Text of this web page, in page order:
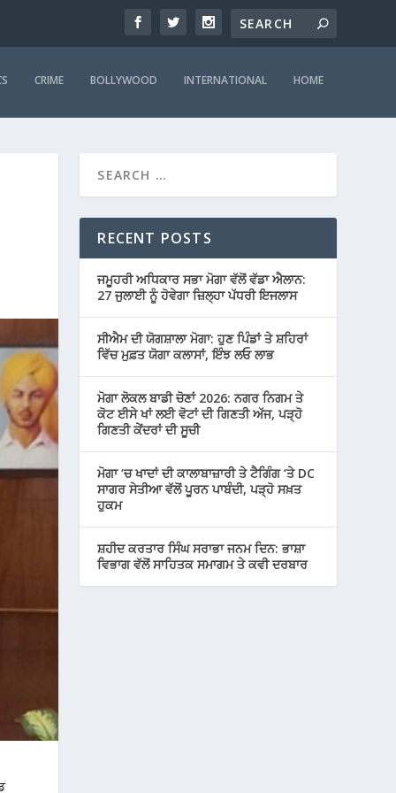
CRIME BOLLYWOOD INTERNATIONAL HOME
RECENT POSTS
ਜਮੂਹਰੀ ਅਧਿਕਾਰ ਸਭਾ ਮੋਗਾ ਵੱਲੋਂ ਵੱਡਾ ਐਲਾਨ:
27 ਜੁਲਾਈ ਨੂੰ ਹੋਵੇਗਾ ਜ਼ਿਲ੍ਹਾ ਪੱਧਰੀ ਇਜਲਾਸ
ਸੀਐਮ ਦੀ ਯੋਗਸ਼ਾਲਾ ਮੋਗਾ: ਹੁਣ ਪਿੰਡਾਂ ਤੇ ਸ਼ਹਿਰਾਂ
ਵਿੱਚ ਮੁਫ਼ਤ ਯੋਗਾ ਕਲਾਸਾਂ, ਇੰਝ ਲਓ ਲਾਭ
ਮੋਗਾ ਲੋਕਲ ਬਾਡੀ ਚੋਣਾਂ 2026: ਨਗਰ ਨਿਗਮ ਤੇ
ਕੋਟ ਈਸੇ ਖਾਂ ਲਈ ਵੋਟਾਂ ਦੀ ਗਿਣਤੀ ਅੱਜ, ਪੜ੍ਹੋ
ਗਿਣਤੀ ਕੇਂਦਰਾਂ ਦੀ ਸੂਚੀ
ਮੋਗਾ ‘ਚ ਖਾਦਾਂ ਦੀ ਕਾਲਾਬਾਜ਼ਾਰੀ ਤੇ ਟੈਗਿੰਗ ‘ਤੇ DC
ਸਾਗਰ ਸੇਤੀਆ ਵੱਲੋਂ ਪੂਰਨ ਪਾਬੰਦੀ, ਪੜ੍ਹੋ ਸਖ਼ਤ
ਹੁਕਮ
ਸ਼ਹੀਦ ਕਰਤਾਰ ਸਿੰਘ ਸਰਾਭਾ ਜਨਮ ਦਿਨ: ਭਾਸ਼ਾ
ਵਿਭਾਗ ਵੱਲੋਂ ਸਾਹਿਤਕ ਸਮਾਗਮ ਤੇ ਕਵੀ ਦਰਬਾਰ